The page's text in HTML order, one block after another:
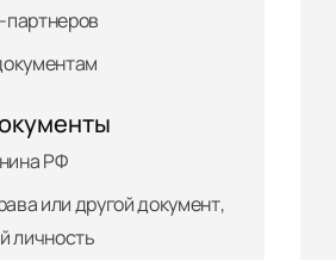
партнеров
РФ
или другой документ,
личность